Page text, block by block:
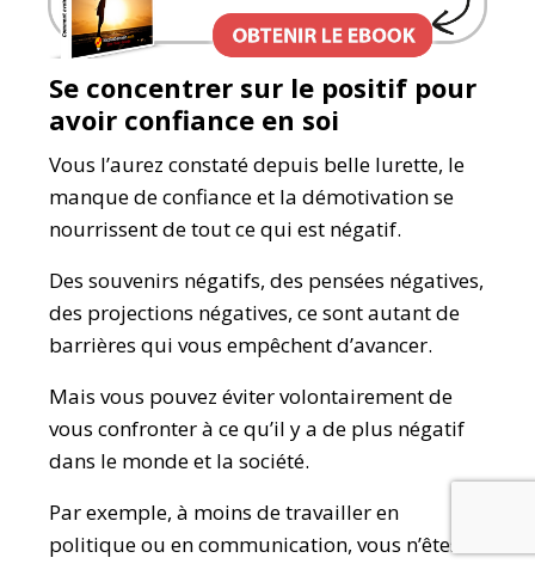
Se concentrer sur le positif pour
avoir confiance en soi
Vous l’aurez constaté depuis belle lurette, le
manque de confiance et la démotivation se
nourrissent de tout ce qui est négatif.
Des souvenirs négatifs, des pensées négatives,
des projections négatives, ce sont autant de
barrières qui vous empêchent d’avancer.
Mais vous pouvez éviter volontairement de
vous confronter à ce qu’il y a de plus négatif
dans le monde et la société.
Par exemple, à moins de travailler en
politique ou en communication, vous n’êtes